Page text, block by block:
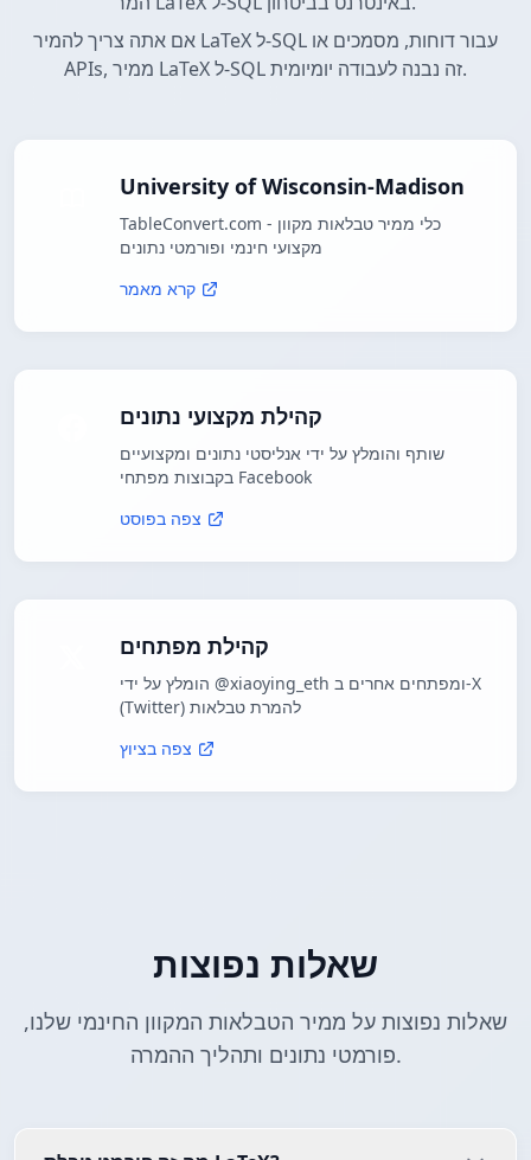
אם אתה צריך להמיר LaTeX ל-SQL עבור דוחות, מסמכים או
APIs, ממיר LaTeX ל-SQL זה נבנה לעבודה יומיומית.
University of Wisconsin-Madison
TableConvert.com - כלי ממיר טבלאות מקוון
מקצועי חינמי ופורמטי נתונים
קרא מאמר
קהילת מקצועי נתונים
שותף והומלץ על ידי אנליסטי נתונים ומקצועיים
בקבוצות מפתחי Facebook
צפה בפוסט
קהילת מפתחים
הומלץ על ידי @xiaoying_eth ומפתחים אחרים ב-X
(Twitter) להמרת טבלאות
צפה בציוץ
שאלות נפוצות
שאלות נפוצות על ממיר הטבלאות המקוון החינמי שלנו,
פורמטי נתונים ותהליך ההמרה.